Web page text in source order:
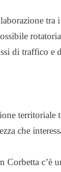
tra
di traffico e
territoriale
che
Corbetta c’è